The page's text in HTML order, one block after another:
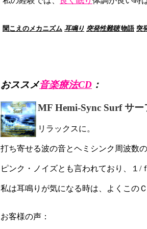
聞こえのメカニズム 耳鳴り 突発性難聴物語 突
おススメ音楽療法CD ：
MF Hemi-Sync Surf サ
リラックスに。
打ち寄せる波の音とヘミシンク周波数
ピンク・ノイズとも言われており、１/
私は耳鳴りが気になる時は、よくこの
お客様の声：